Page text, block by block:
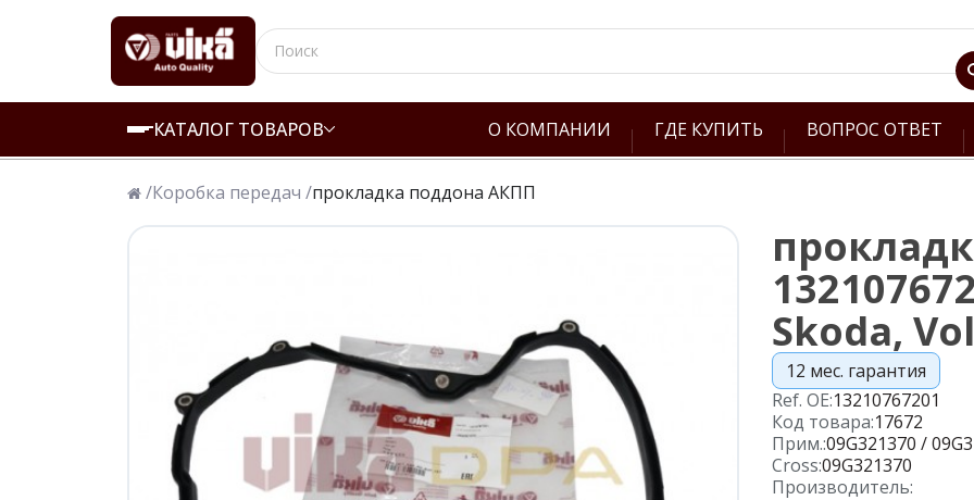
КАТАЛОГ ТОВАРОВ О КОМПАНИИ ГДЕ КУПИТЬ ВОПРОС ОТВЕТ
/Коробка передач /прокладка поддона АКПП
Skoda,
12 мес. гарантия
Ref. OE:13210767201
Код товара:17672
Прим.:09G321370 /
Cross:09G321370
Производитель: